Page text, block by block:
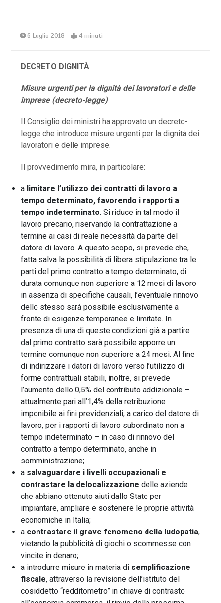
6 Luglio 2018 4 minuti
DECRETO DIGNITÀ
Misure urgenti per la dignità dei lavoratori e delle
imprese (decreto-legge)
Il Consiglio dei ministri ha approvato un decreto-
legge che introduce misure urgenti per la dignità dei
lavoratori e delle imprese.
Il provvedimento mira, in particolare:
a limitare l’utilizzo dei contratti di lavoro a
tempo determinato, favorendo i rapporti a
tempo indeterminato. Si riduce in tal modo il
lavoro precario, riservando la contrattazione a
termine ai casi di reale necessità da parte del
datore di lavoro. A questo scopo, si prevede che,
fatta salva la possibilità di libera stipulazione tra le
parti del primo contratto a tempo determinato, di
durata comunque non superiore a 12 mesi di lavoro
in assenza di specifiche causali, l’eventuale rinnovo
dello stesso sarà possibile esclusivamente a
fronte di esigenze temporanee e limitate. In
presenza di una di queste condizioni già a partire
dal primo contratto sarà possibile apporre un
termine comunque non superiore a 24 mesi. Al fine
di indirizzare i datori di lavoro verso l’utilizzo di
forme contrattuali stabili, inoltre, si prevede
l’aumento dello 0,5% del contributo addizionale –
attualmente pari all’1,4% della retribuzione
imponibile ai fini previdenziali, a carico del datore di
lavoro, per i rapporti di lavoro subordinato non a
tempo indeterminato – in caso di rinnovo del
contratto a tempo determinato, anche in
somministrazione;
a salvaguardare i livelli occupazionali e
contrastare la delocalizzazione delle aziende
che abbiano ottenuto aiuti dallo Stato per
impiantare, ampliare e sostenere le proprie attività
economiche in Italia;
a contrastare il grave fenomeno della ludopatia,
vietando la pubblicità di giochi o scommesse con
vincite in denaro;
a introdurre misure in materia di semplificazione
fiscale, attraverso la revisione dell’istituto del
cosiddetto “redditometro” in chiave di contrasto